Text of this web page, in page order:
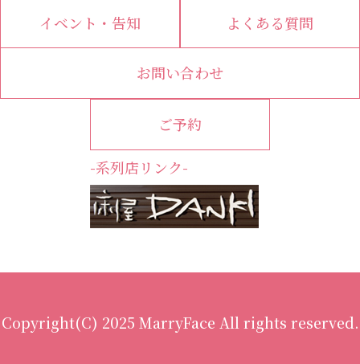
イベント・告知 よくある質問
お問い合わせ
ご予約
-系列店リンク-
Copyright(C) 2025 MarryFace All rights reserved.